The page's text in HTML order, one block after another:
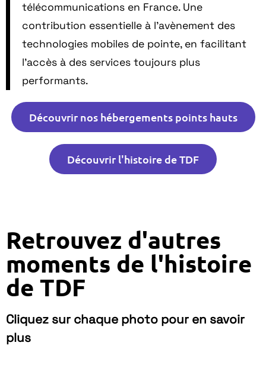
télécommunications en France. Une
contribution essentielle à l’avènement des
technologies mobiles de pointe, en facilitant
l’accès à des services toujours plus
performants. ​
Découvrir nos hébergements points hauts
Découvrir l'histoire de TDF
Retrouvez d'autres
moments de l'histoire
de TDF
Cliquez sur chaque photo pour en savoir
plus